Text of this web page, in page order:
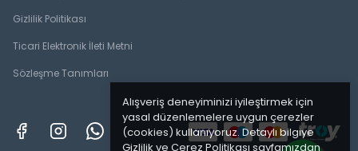
Alışveriş deneyiminizi iyileştirmek için
yasal düzenlemelere uygun çerezler
(cookies) kullanıyoruz. Detaylı bilgiye
Gizlilik ve Çerez Politikası sayfamızdan
Gizlilik Politikası
Ticari Elektronik İleti Metni
Sözleşme Tanımları